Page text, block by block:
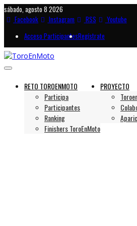
sábado, agosto 8 2026
Facebook
Instagram RSS
Youtube
Acceso ParticipantesRegístrate
RETO TOROENMOTO
Participa
Participantes
Ranking
Finishers ToroEnMoto
PROYECTO